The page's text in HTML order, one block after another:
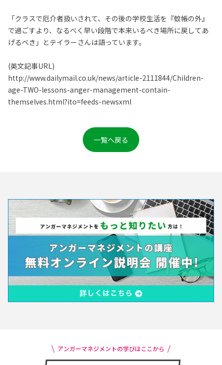
「クラスで厄介者扱いされて、その後の学校生活を『蚊帳の外』
で過ごすより、なるべく早い段階で本来いるべき場所に戻してあ
げるべき」とテイラーさんは語っています。
(英文記事URL)
http://www.dailymail.co.uk/news/article-2111844/Children-
age-TWO-lessons-anger-management-contain-
themselves.html?ito=feeds-newsxml
一覧へ戻る
アンガーマネジメントの学びはここから